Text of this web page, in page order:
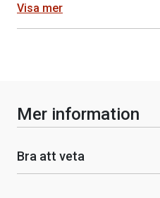
Visa mer
Mer information
Bra att veta